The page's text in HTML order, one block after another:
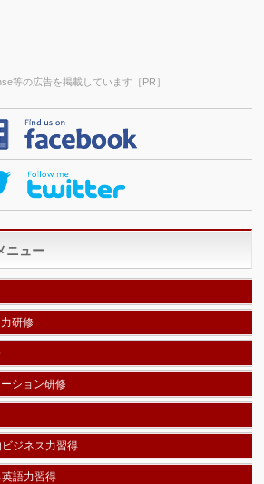
等の広告を掲載しています［PR］
ニュー
研修
ション研修
ジネス力習得
語力習得